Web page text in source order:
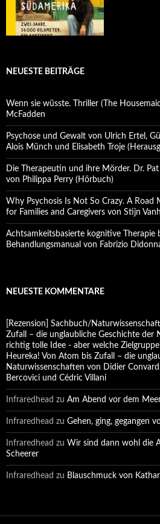
NEUESTE BEITRÄGE
Wenn sie wüsste. Thriller (The
McFadden
Psychose und Gewalt von Ulrich Ertel,
Alois Münch und Elisabeth Troje
Die Therapeutin und ihre Mörder. Dr.
von Philippa Perry (Hörbuch)
Why Psychosis Is Not So Crazy. A Road
for Families and Caregivers von Stijn
Achtsamkeitsbasierte kognitive Therapie
Behandlungsmanual von Fabrizio
NEUESTE KOMMENTARE
[Rezension] Sachbuch/
Zufall – die unglaubliche Geschichte der
richtig tolle Idee - aber welche
Heureka! Von Atom bis Zufall – die
Naturwissenschaften von Didier
Bercovici und Cédric Villani
Infraredhead zu Am Abend vor dem
Infraredhead zu Gehen, ging, gegangen
Infraredhead zu Wir sind dann wohl die
Scheerer
Infraredhead zu Blauschmuck von